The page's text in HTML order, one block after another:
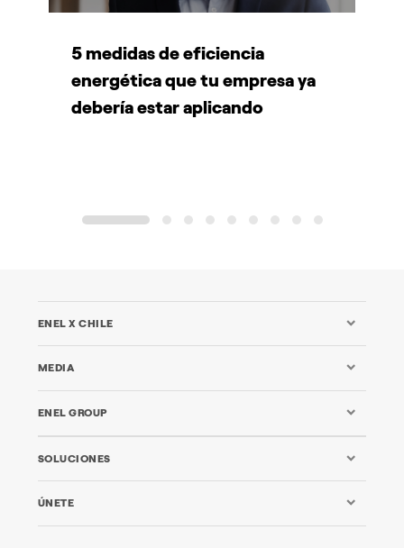
5 medidas de eficiencia
energética que tu empresa ya
debería estar aplicando
1 2 3 4 5 6 7 8 9
ENEL X CHILE
MEDIA
ENEL GROUP
SOLUCIONES
ÚNETE